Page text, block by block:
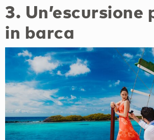
3.
in barca